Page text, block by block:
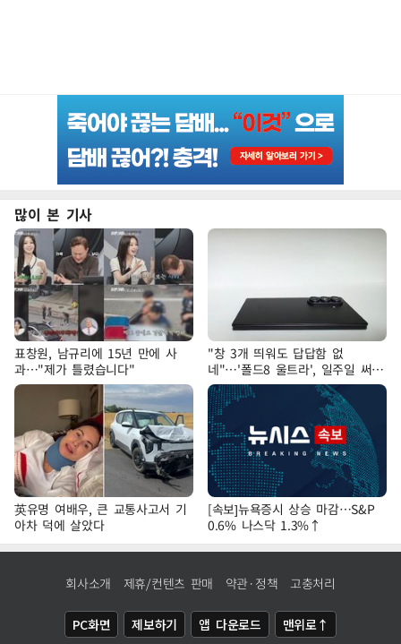
많이 본 기사
표창원, 남규리에 15년 만에 사
과…"제가 틀렸습니다"
"창 3개 띄워도 답답함 없
네"…'폴드8 울트라', 일주일 써보
니
英유명 여배우, 큰 교통사고서 기
아차 덕에 살았다
[속보]뉴욕증시 상승 마감…S&P
0.6% 나스닥 1.3%↑
회사소개 제휴/컨텐츠 판매 약관·정책 고충처리
PC화면 제보하기 앱 다운로드 맨위로↑